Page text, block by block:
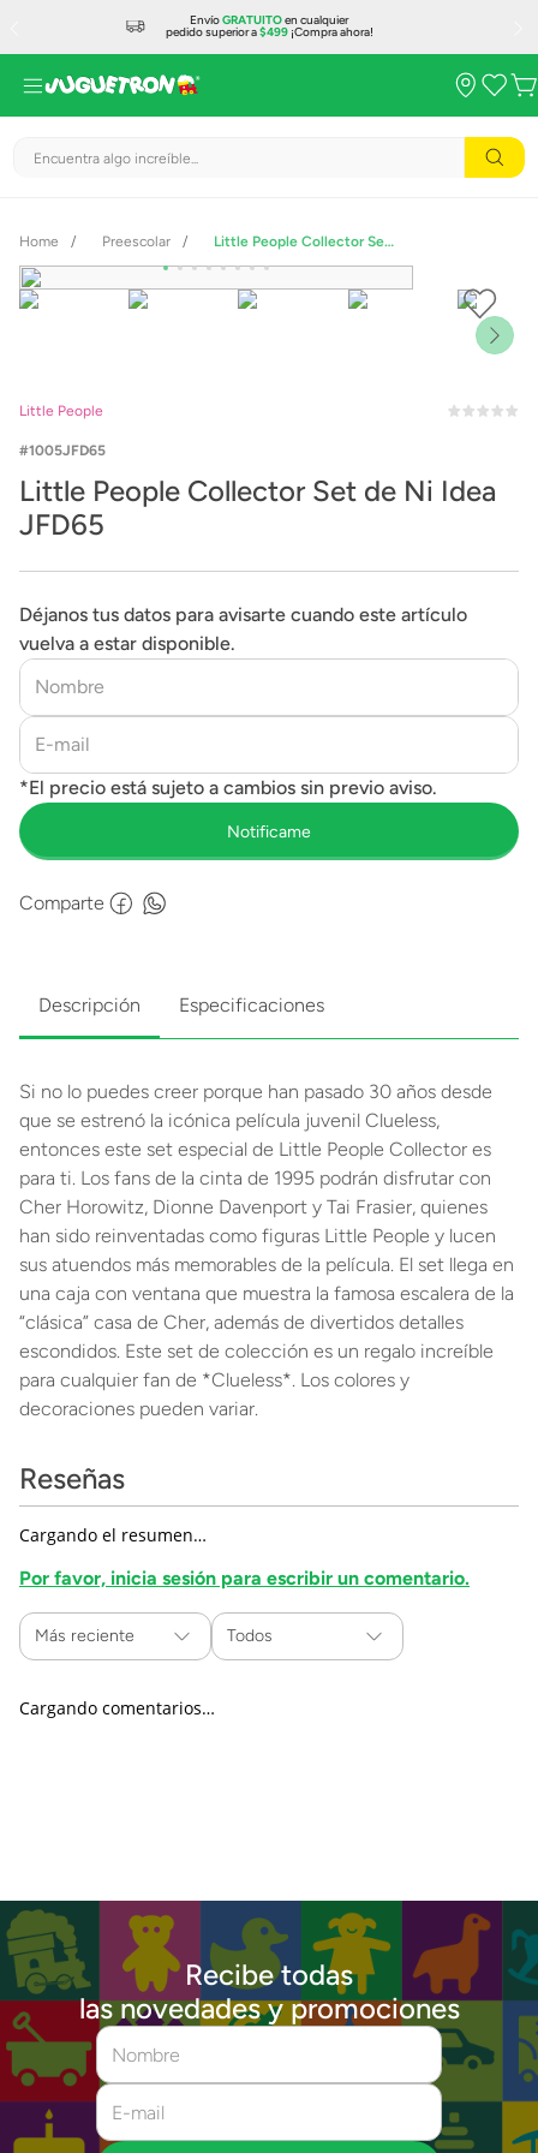
EnvíoGRATUITOen cualquier
pedido superior a$499¡Compra ahora!
Encuentra algo increíble...
Preescolar Little People Collector Set de Ni Idea JFD65
Little People
1005JFD65
Little People Collector Set de Ni Idea
JFD65
Déjanos tus datos para avisarte cuando este artículo
vuelva a estar disponible.
Comparte
Descripción Especificaciones
Si no lo puedes creer porque han pasado 30 años desde
que se estrenó la icónica película juvenil Clueless,
entonces este set especial de Little People Collector es
para ti. Los fans de la cinta de 1995 podrán disfrutar con
Cher Horowitz, Dionne Davenport y Tai Frasier, quienes
han sido reinventadas como figuras Little People y lucen
sus atuendos más memorables de la película. El set llega en
una caja con ventana que muestra la famosa escalera de la
“clásica” casa de Cher, además de divertidos detalles
escondidos. Este set de colección es un regalo increíble
para cualquier fan de *Clueless*. Los colores y
decoraciones pueden variar.
Reseñas
Cargando el resumen…
Por favor, inicia sesión para escribir un comentario.
Más reciente Todos
Cargando comentarios…
Recibe todas
las novedades y promociones